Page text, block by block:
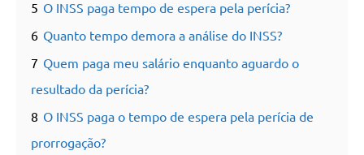
5 O INSS paga tempo de espera pela perícia?
6 Quanto tempo demora a análise do INSS?
7 Quem paga meu salário enquanto aguardo o
resultado da perícia?
8 O INSS paga o tempo de espera pela perícia de
prorrogação?